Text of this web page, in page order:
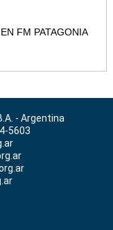
FM PATAGONIA
- Argentina
5603